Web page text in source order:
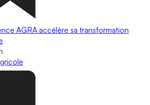
AGRA accélère sa transformation